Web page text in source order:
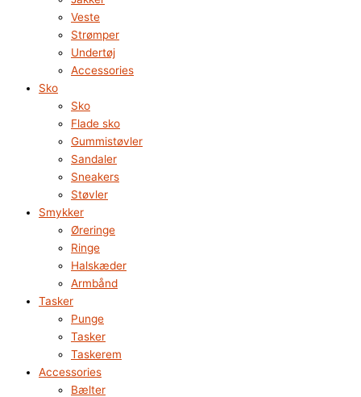
Veste
Strømper
Undertøj
Accessories
Sko
Sko
Flade sko
Gummistøvler
Sandaler
Sneakers
Støvler
Smykker
Øreringe
Ringe
Halskæder
Armbånd
Tasker
Punge
Tasker
Taskerem
Accessories
Bælter